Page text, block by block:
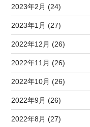
2023年2月 (24)
2023年1月 (27)
2022年12月 (26)
2022年11月 (26)
2022年10月 (26)
2022年9月 (26)
2022年8月 (27)